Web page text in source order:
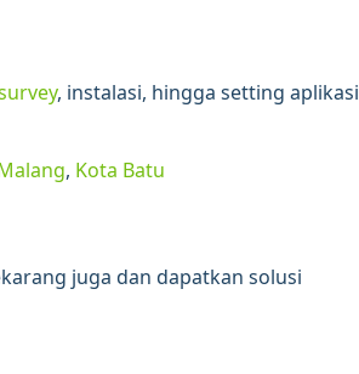
, instalasi, hingga setting aplikasi
, Kota Batu
juga dan dapatkan solusi